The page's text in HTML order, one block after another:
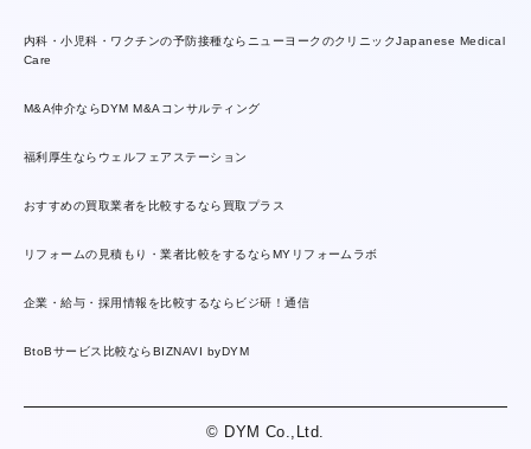
内科・小児科・ワクチンの予防接種ならニューヨークのクリニックJapanese Medical
Care
M&A仲介ならDYM M&Aコンサルティング
福利厚生ならウェルフェアステーション
おすすめの買取業者を比較するなら買取プラス
リフォームの見積もり・業者比較をするならMYリフォームラボ
企業・給与・採用情報を比較するならビジ研！通信
BtoBサービス比較ならBIZNAVI byDYM
© DYM Co.,Ltd.